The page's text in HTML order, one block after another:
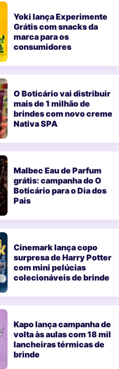
Yoki lança Experimente
Grátis com snacks da
marca para os
consumidores
O Boticário vai distribuir
mais de 1 milhão de
brindes com novo creme
Nativa SPA
Malbec Eau de Parfum
grátis: campanha do O
Boticário para o Dia dos
Pais
Cinemark lança copo
surpresa de Harry Potter
com mini pelúcias
colecionáveis de brinde
Kapo lança campanha de
volta às aulas com 18 mil
lancheiras térmicas de
brinde